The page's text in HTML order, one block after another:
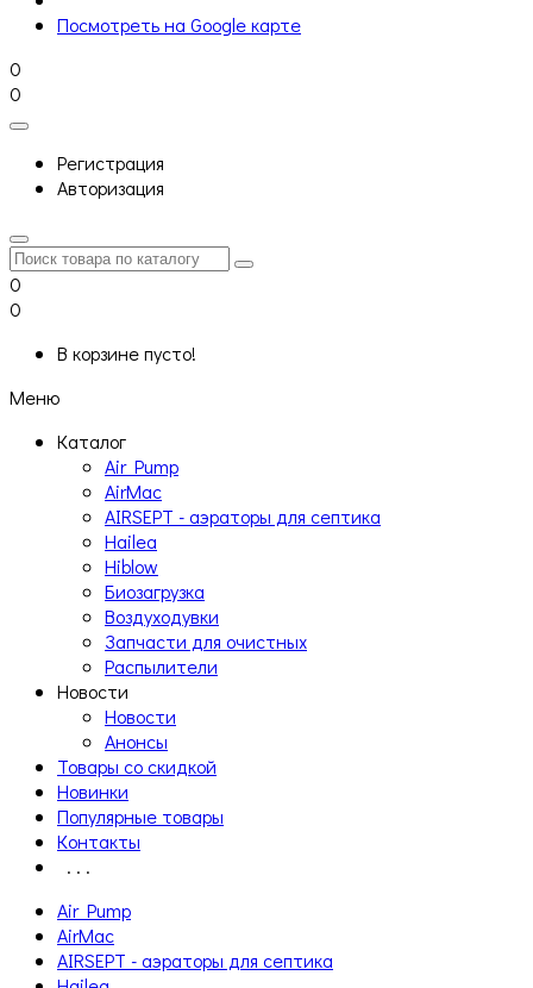
Посмотреть на Google карте
0
0
Регистрация
Авторизация
0
0
В корзине пусто!
Меню
Каталог
Air Pump
AirMac
AIRSEPT - аэраторы для септика
Hailea
Hiblow
Биозагрузка
Воздуходувки
Запчасти для очистных
Распылители
Новости
Новости
Анонсы
Товары со скидкой
Новинки
Популярные товары
Контакты
. . .
Air Pump
AirMac
AIRSEPT - аэраторы для септика